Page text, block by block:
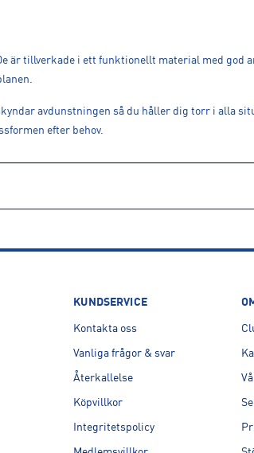
är tillverkade i ett funktionellt material med god
avdunstningen så du håller dig torr i alla
efter behov.
KUNDSERVICE
Kontakta oss
Vanliga frågor & svar
Återkallelse
Köpvillkor
Integritetspolicy